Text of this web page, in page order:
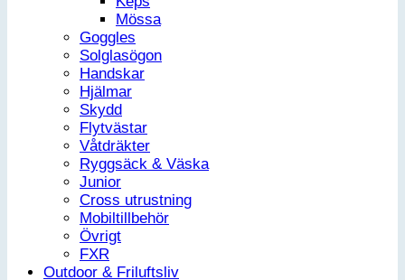
Mössa
Goggles
Solglasögon
Handskar
Hjälmar
Skydd
Flytvästar
Våtdräkter
Ryggsäck & Väska
Junior
Cross utrustning
Mobiltillbehör
Övrigt
FXR
Outdoor & Friluftsliv